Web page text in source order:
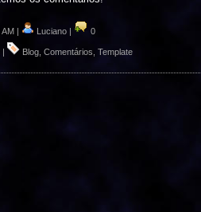
AM | Luciano | 0
| Blog ,Comentários ,Template